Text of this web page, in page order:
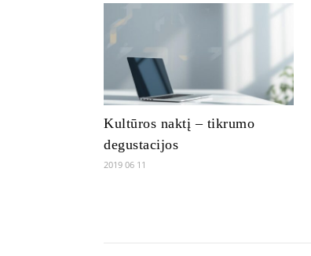
Kultūros naktį – tikrumo
degustacijos
2019 06 11